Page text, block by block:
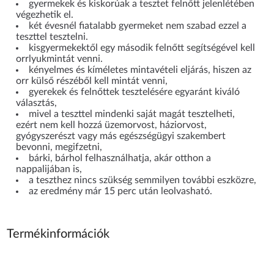
gyermekek és kiskorúak a tesztet felnőtt jelenlétében
végezhetik el.
két évesnél fiatalabb gyermeket nem szabad ezzel a
teszttel tesztelni.
kisgyermekektől egy második felnőtt segítségével kell
orrlyukmintát venni.
kényelmes és kíméletes mintavételi eljárás, hiszen az
orr külső részéből kell mintát venni,
gyerekek és felnőttek tesztelésére egyaránt kiváló
választás,
mivel a teszttel mindenki saját magát tesztelheti,
ezért nem kell hozzá üzemorvost, háziorvost,
gyógyszerészt vagy más egészségügyi szakembert
bevonni, megifzetni,
bárki, bárhol felhasználhatja, akár otthon a
nappalijában is,
a teszthez nincs szükség semmilyen további eszközre,
az eredmény már 15 perc után leolvasható.
Termékinformációk